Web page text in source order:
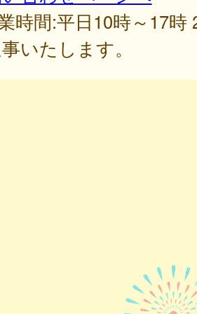
時間:平日10時～17時
いたします。